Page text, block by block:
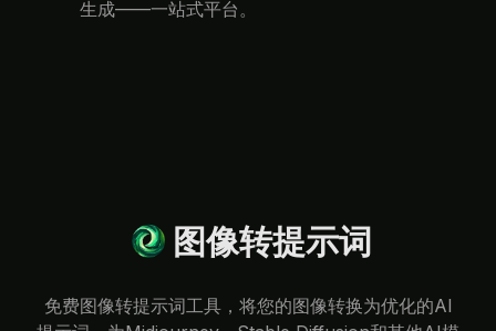
生成——一站式平台。
图像转提示词
免费图像转提示词工具，将您的图像转换为优化的AI